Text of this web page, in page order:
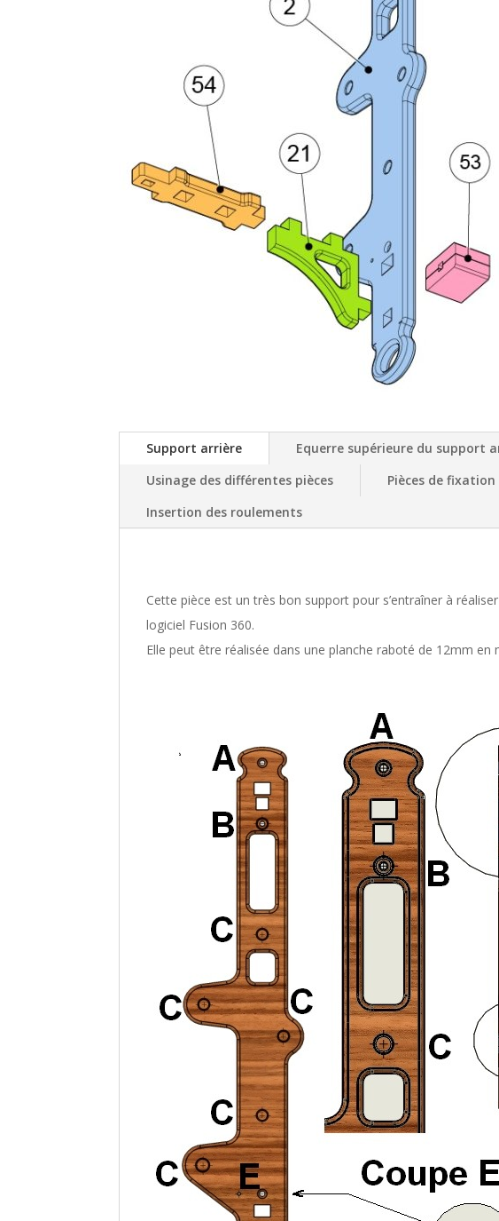
Support arrière Equerre supérieure du support
Usinage des différentes pièces
Pièces de
Insertion des roulements
Cette pièce est un très bon support pour s’entraîner à
logiciel Fusion 360.
Elle peut être réalisée dans une planche raboté de 12mm